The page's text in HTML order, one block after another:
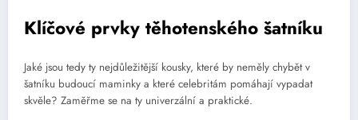
Klíčové prvky těhotenského šatníku
Jaké jsou tedy ty nejdůležitější kousky, které by neměly chybět v
šatníku budoucí maminky a které celebritám pomáhají vypadat
skvěle? Zaměřme se na ty univerzální a praktické.